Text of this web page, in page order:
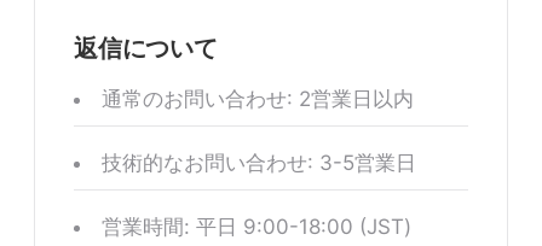
返信について
通常のお問い合わせ: 2営業日以内
技術的なお問い合わせ: 3-5営業日
営業時間: 平日 9:00-18:00 (JST)